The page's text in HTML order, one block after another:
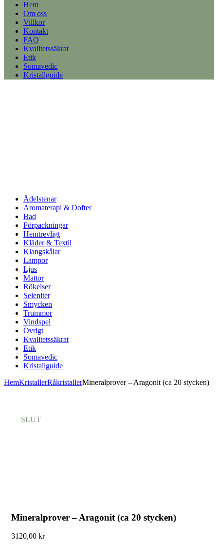
Hem
Om oss
Villkor
Kontakt
FAQ
Kvalitetssäkrat
Etik
Somavedic
Kristallguide
Ädelstenar
Aromaterapi & Dofter
Bad
Förpackningar
Hemtrevligt
Kläder & Textil
Klangskålar
Lampor
Ljus
Mattor
Rökelser
Seleniter
Smycken
Trummor
Vindspel
Övrigt
Kvalitetssäkrat
Etik
Somavedic
Kristallguide
HemKristallerRåkristallerMineralprover – Aragonit (ca 20 stycken)
SLUT
Mineralprover – Aragonit (ca 20 stycken)
3120,00 kr